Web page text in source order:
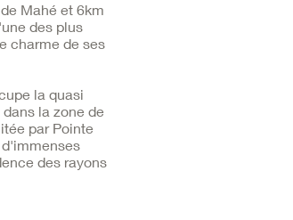
Mahé et 6km
des plus
charme de ses
la quasi
la zone de
par Pointe
des rayons